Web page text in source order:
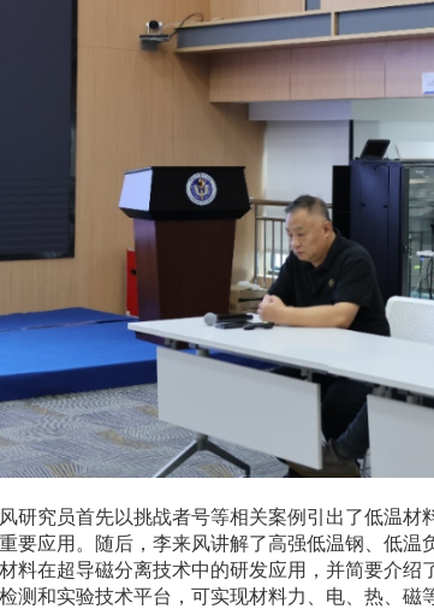
研究员首先以挑战者号等相关案例引出了低温
要应用。随后，李来风讲解了高强低温钢、低
料在超导磁分离技术中的研发应用，并简要介
测和实验技术平台，可实现材料力、电、热、磁